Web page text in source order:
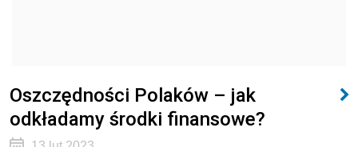
Oszczędności Polaków – jak
odkładamy środki finansowe?